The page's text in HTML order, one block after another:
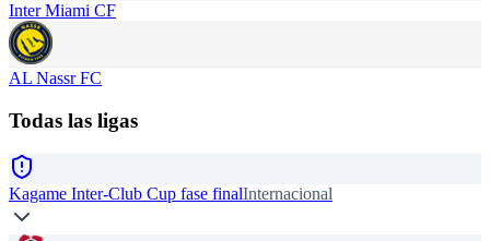
Inter Miami CF
AL Nassr FC
Todas las ligas
Kagame Inter-Club Cup fase finalInternacional